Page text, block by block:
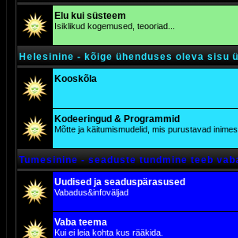
Elu kui süsteem
Isiklikud kogemused, teooriad...
Helesinine - kõige ühenduses oleva sisu
Kooskõla
Kodeeringud & Programmid
Mõtte ja käitumismudelid, mis purustavad
Tumesinine - seaduste tundmine teeb
Uudised ja seaduspärasused
Vabadus&infoväljad
Vaba teema
Kui ei leia kohta kus rääkida.